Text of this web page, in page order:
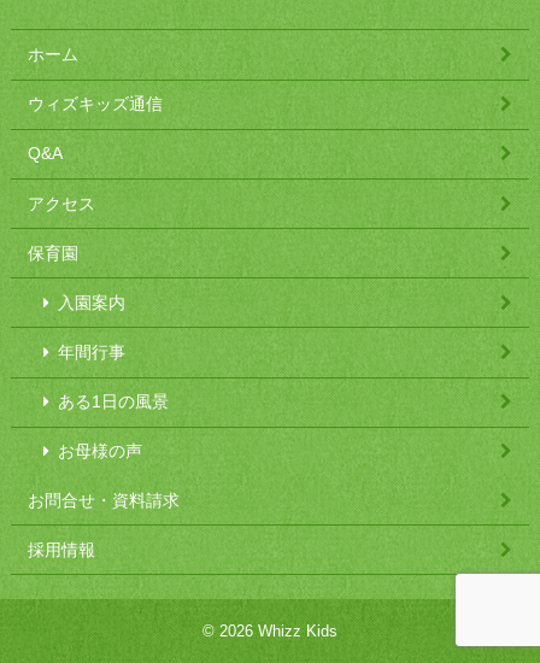
ホーム
ウィズキッズ通信
Q&A
アクセス
保育園
入園案内
年間行事
ある1日の風景
お母様の声
お問合せ・資料請求
採用情報
© 2026 Whizz Kids